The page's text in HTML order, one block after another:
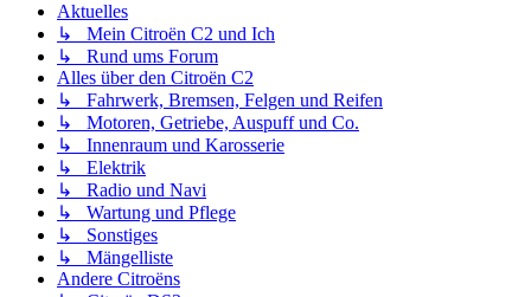
Aktuelles
↳ Mein Citroën C2 und Ich
↳ Rund ums Forum
Alles über den Citroën C2
↳ Fahrwerk, Bremsen, Felgen und Reifen
↳ Motoren, Getriebe, Auspuff und Co.
↳ Innenraum und Karosserie
↳ Elektrik
↳ Radio und Navi
↳ Wartung und Pflege
↳ Sonstiges
↳ Mängelliste
Andere Citroëns